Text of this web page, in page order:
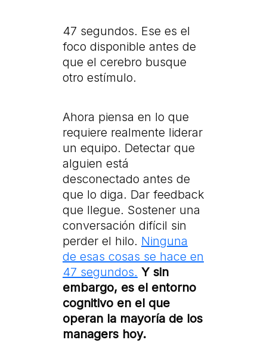
47 segundos. Ese es el
foco disponible antes de
que el cerebro busque
otro estímulo.
Ahora piensa en lo que
requiere realmente liderar
un equipo. Detectar que
alguien está
desconectado antes de
que lo diga. Dar feedback
que llegue. Sostener una
conversación difícil sin
perder el hilo. Ninguna
de esas cosas se hace en
47 segundos. Y sin
embargo, es el entorno
cognitivo en el que
operan la mayoría de los
managers hoy.